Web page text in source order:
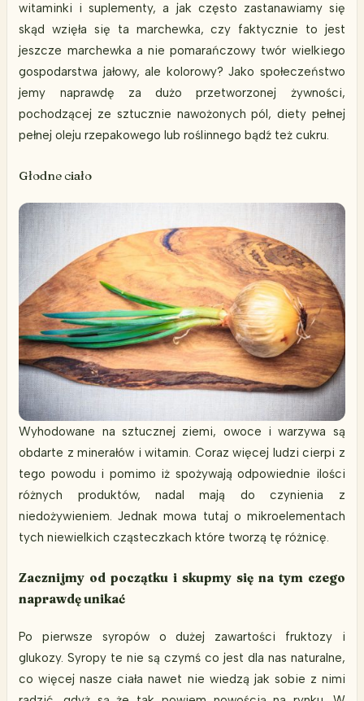
witaminki i suplementy, a jak często zastanawiamy się
skąd wzięła się ta marchewka, czy faktycznie to jest
jeszcze marchewka a nie pomarańczowy twór wielkiego
gospodarstwa jałowy, ale kolorowy? Jako społeczeństwo
jemy naprawdę za dużo przetworzonej żywności,
pochodzącej ze sztucznie nawożonych pól, diety pełnej
pełnej oleju rzepakowego lub roślinnego bądź też cukru.
Głodne ciało
Wyhodowane na sztucznej ziemi, owoce i warzywa są
obdarte z minerałów i witamin. Coraz więcej ludzi cierpi z
tego powodu i pomimo iż spożywają odpowiednie ilości
różnych produktów, nadal mają do czynienia z
niedożywieniem. Jednak mowa tutaj o mikroelementach
tych niewielkich cząsteczkach które tworzą tę różnicę.
Zacznijmy od początku i skupmy się na tym czego
naprawdę unikać
Po pierwsze syropów o dużej zawartości fruktozy i
glukozy. Syropy te nie są czymś co jest dla nas naturalne,
co więcej nasze ciała nawet nie wiedzą jak sobie z nimi